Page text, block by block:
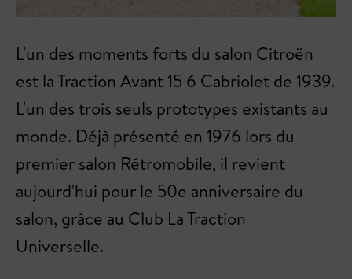
L'un des moments forts du salon Citroën
est la Traction Avant 15 6 Cabriolet de 1939.
L'un des trois seuls prototypes existants au
monde. Déjà présenté en 1976 lors du
premier salon Rétromobile, il revient
aujourd'hui pour le 50e anniversaire du
salon, grâce au Club La Traction
Universelle.